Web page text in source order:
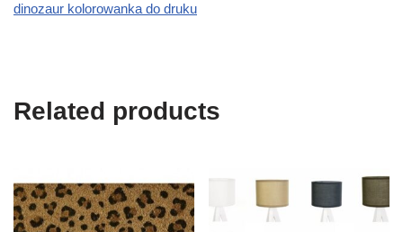
dinozaur kolorowanka do druku
Related products